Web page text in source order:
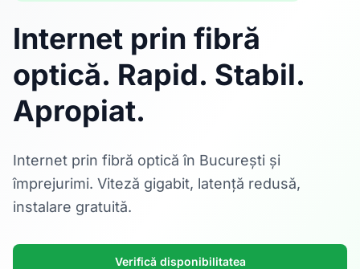
Internet prin fibră
optică. Rapid. Stabil.
Apropiat.
Internet prin fibră optică în București și
împrejurimi. Viteză gigabit, latență redusă,
instalare gratuită.
Verifică disponibilitatea
Acasă
Internet Rezidențial
Fibră optică până la 1 Gbps, direct în casa ta.